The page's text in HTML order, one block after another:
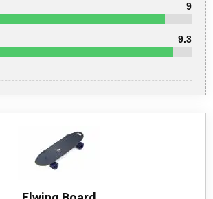
9
9.3